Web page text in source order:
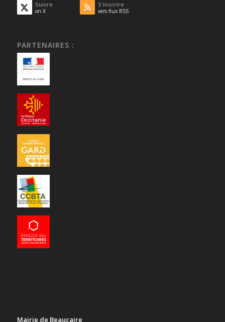
Suivre
on X
S'inscrire
vers flux RSS
PARTENAIRES :
Mairie de Beaucaire